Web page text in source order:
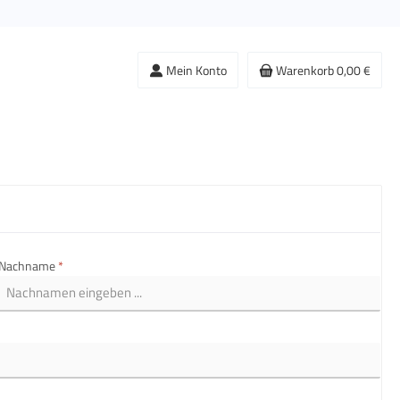
Mein Konto Warenkorb0,00 €
Nachname*